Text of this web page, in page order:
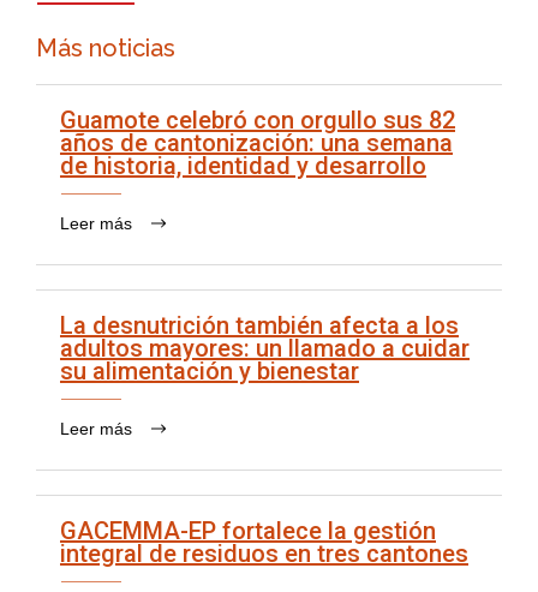
Más noticias
Guamote celebró con orgullo sus 82
años de cantonización: una semana
de historia, identidad y desarrollo
Leer más
La desnutrición también afecta a los
adultos mayores: un llamado a cuidar
su alimentación y bienestar
Leer más
GACEMMA-EP fortalece la gestión
integral de residuos en tres cantones